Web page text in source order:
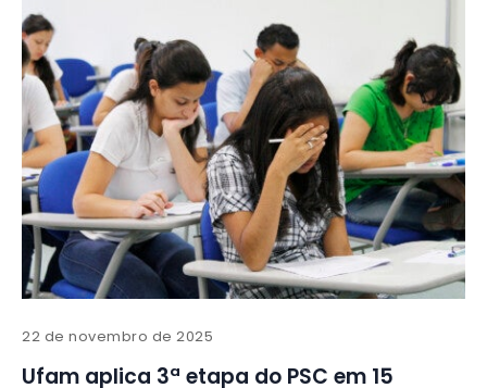
22 de novembro de 2025
Ufam aplica 3ª etapa do PSC em 15